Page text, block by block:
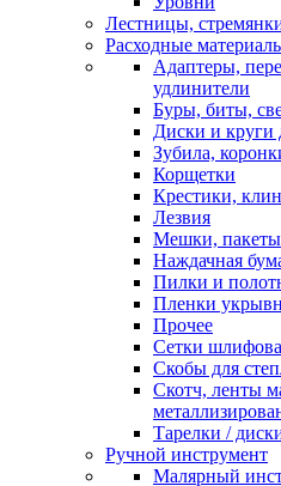
Лестницы,
Расходные
Адаптеры,
удлинители
Буры, биты,
Диски и круги
Зубила,
Корщетки
Крестики,
Лезвия
Мешки, пакеты
Наждачная
Пилки и
Пленки
Прочее
Сетки
Скобы для
Скотч, ленты
Тарелки /
Ручной инструмент
Малярный